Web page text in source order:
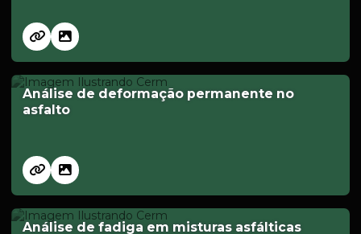
Análise de deformação permanente no
asfalto
Análise de fadiga em misturas asfálticas